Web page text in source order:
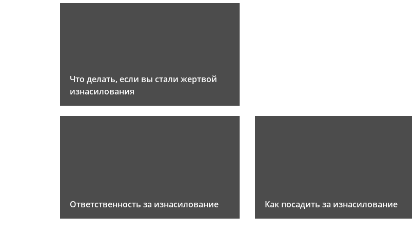
Что делать, если вы стали жертвой
изнасилования
Ответственность за изнасилование Как посадить за изнасилование